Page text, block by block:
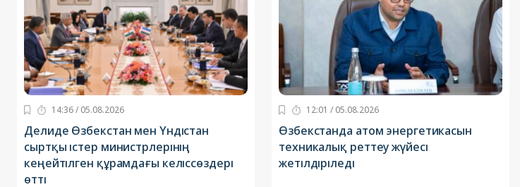
14:36 / 05.08.2026
Делиде Өзбекстан мен Үндістан
сыртқы істер министрлерінің
кеңейтілген құрамдағы келіссөздері
өтті
12:01 / 05.08.2026
Өзбекстанда атом энергетикасын
техникалық реттеу жүйесі
жетілдіріледі